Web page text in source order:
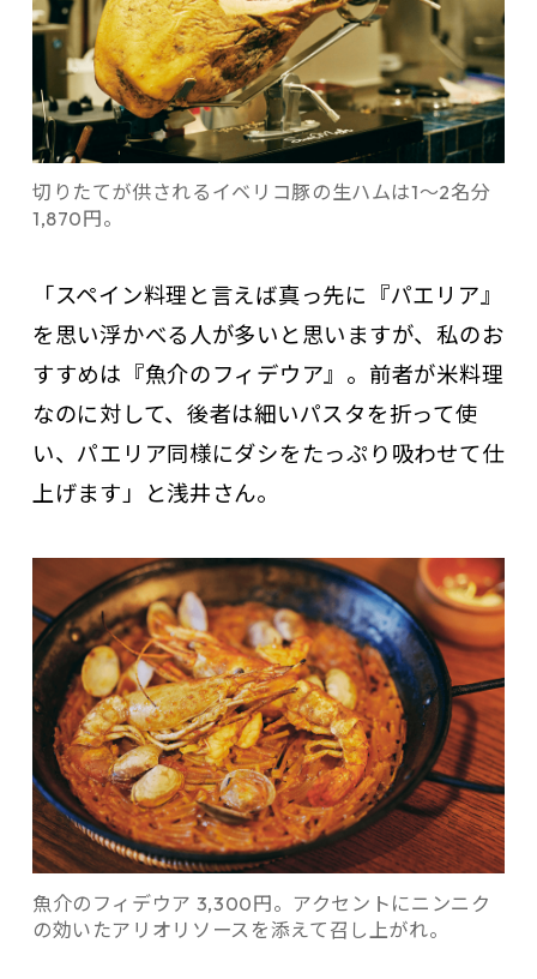
切りたてが供されるイベリコ豚の生ハムは1～2名分
1,870円。
「スペイン料理と言えば真っ先に『パエリア』
を思い浮かべる人が多いと思いますが、私のお
すすめは『魚介のフィデウア』。前者が米料理
なのに対して、後者は細いパスタを折って使
い、パエリア同様にダシをたっぷり吸わせて仕
上げます」と浅井さん。
魚介のフィデウア 3,300円。アクセントにニンニク
の効いたアリオリソースを添えて召し上がれ。